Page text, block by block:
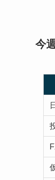
今